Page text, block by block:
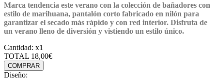
Marca tendencia este verano con la colección de bañadores con
estilo de marihuana, pantalón corto fabricado en nilón para
garantizar el secado más rápido y con red interior. Disfruta de
un verano lleno de diversión y vistiendo un estilo único.
Cantidad: x1
TOTAL 18,00€
COMPRAR
Diseño: